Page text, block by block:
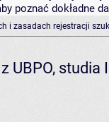
poznać dokładne
i zasadach rejestracji
UBPO,